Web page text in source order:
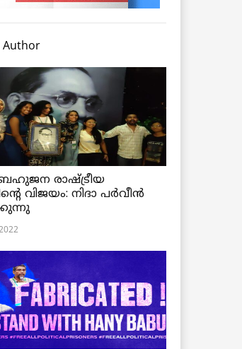
Author
ബഹുജന രാഷ്ട്രീയ
വിജയം: നിദാ പർവീൻ